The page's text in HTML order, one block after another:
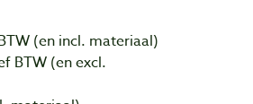
(en incl. materiaal)
BTW (en excl.